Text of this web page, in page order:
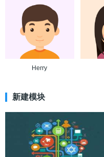
Herry
新建模块